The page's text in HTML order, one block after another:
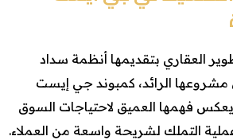
العقاري بتقديمها أنظمة سداد
الرائد، كمبوند جي إيست
يعكس فهمها العميق لاحتياجات السوق
التملك لشريحة واسعة من العملاء.